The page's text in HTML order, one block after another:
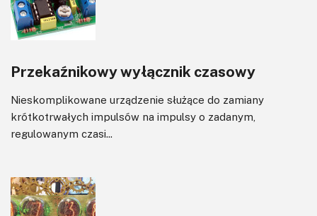
Przekaźnikowy wyłącznik czasowy
Nieskomplikowane urządzenie służące do zamiany
krótkotrwałych impulsów na impulsy o zadanym,
regulowanym czasi...